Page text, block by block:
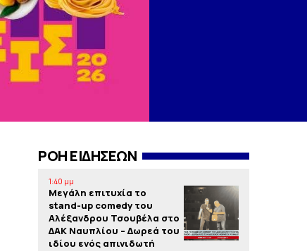
ΡΟΗ ΕΙΔΗΣΕΩΝ
1:40 μμ
Μεγάλη επιτυχία το
stand-up comedy του
Αλέξανδρου Τσουβέλα στο
ΔΑΚ Ναυπλίου – Δωρεά του
ιδίου ενός απινιδωτή